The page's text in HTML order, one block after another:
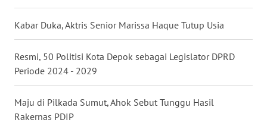
Kabar Duka, Aktris Senior Marissa Haque Tutup Usia
Resmi, 50 Politisi Kota Depok sebagai Legislator DPRD
Periode 2024 - 2029
Maju di Pilkada Sumut, Ahok Sebut Tunggu Hasil
Rakernas PDIP
TENGAH
WN DELI
SERDANG
WN
TEBING